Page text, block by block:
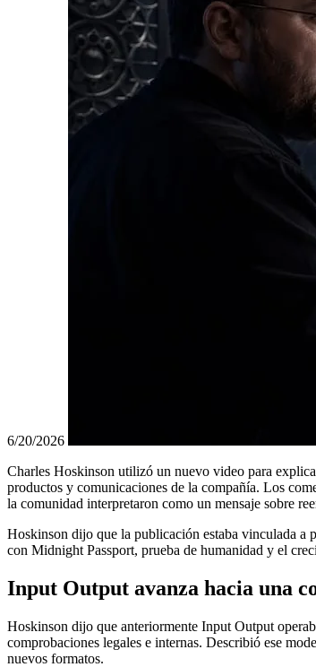
6/20/2026
Charles Hoskinson utilizó un nuevo video para
productos y comunicaciones de la compañía. Los
la comunidad interpretaron como un mensaje sobre
Hoskinson dijo que la publicación estaba vinculada a
con Midnight Passport, prueba de humanidad y el
Input Output avanza hacia una
Hoskinson dijo que anteriormente Input Output
comprobaciones legales e internas. Describió ese
nuevos formatos.